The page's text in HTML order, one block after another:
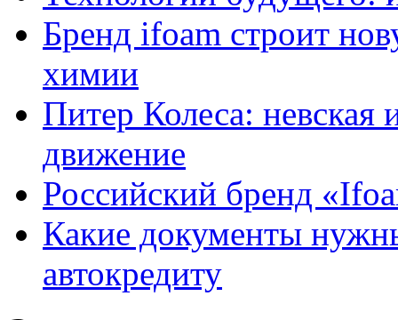
Бренд ifoam строит
химии
Питер Колеса: невская
движение
Российский бренд
Какие документы
автокредиту